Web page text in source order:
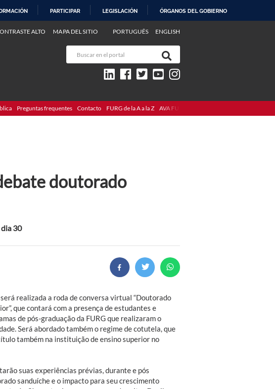
PARTICIPAR LEGISLACIÓN ÓRGANOS DEL GOBIERNO
PORTUGUÊS ENGLISH
ALTO MAPA DEL SITIO
Preguntas frequentes Contacto FURG de la A a la Z AVA FURG
doutorado
30
realizada a roda de conversa virtual “Doutorado
que contará com a presença de estudantes e
de pós-graduação da FURG que realizaram o
Será abordado também o regime de cotutela, que
também na instituição de ensino superior no
suas experiências prévias, durante e pós
sanduíche e o impacto para seu crescimento